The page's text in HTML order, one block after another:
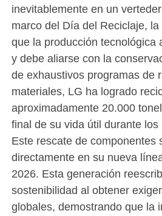
inevitablemente en un
marco del Día del Reciclaje,
que la producción tecnológica
y debe aliarse con la
de exhaustivos programas de
materiales, LG ha logrado
aproximadamente 20.000
final de su vida útil durante
Este rescate de componentes
directamente en su nueva
2026. Esta generación
sostenibilidad al obtener
globales, demostrando que la